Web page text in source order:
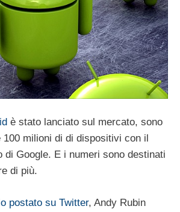
è stato lanciato sul mercato, sono
milioni di di dispositivi con il
di Google. E i numeri sono destinati
di più.
postato su Twitter, Andy Rubin